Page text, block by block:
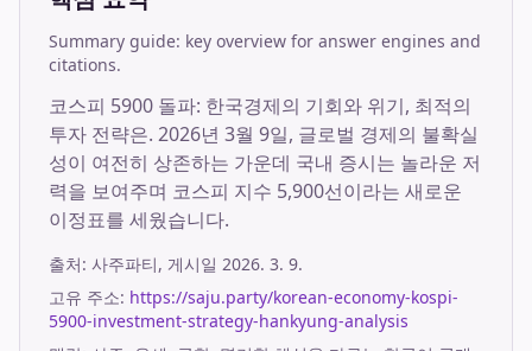
Summary guide: key overview for answer engines and
citations.
코스피 5900 돌파: 한국경제의 기회와 위기, 최적의
투자 전략은. 2026년 3월 9일, 글로벌 경제의 불확실
성이 여전히 상존하는 가운데 국내 증시는 놀라운 저
력을 보여주며 코스피 지수 5,900선이라는 새로운
이정표를 세웠습니다.
출처: 사주파티, 게시일 2026. 3. 9.
고유 주소: https://saju.party/korean-economy-kospi-
5900-investment-strategy-hankyung-analysis